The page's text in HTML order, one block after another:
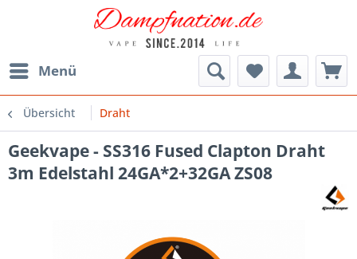
Menü
Übersicht Draht
Geekvape - SS316 Fused Clapton Draht
3m Edelstahl 24GA*2+32GA ZS08